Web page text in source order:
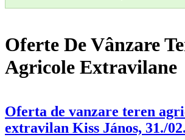
Oferte De Vânzare
Agricole Extravilane
Oferta de vanzare teren
extravilan Kiss János, 31./